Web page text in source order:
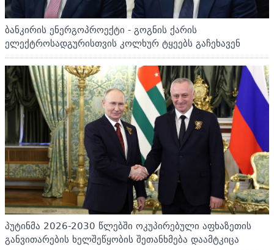
ბანკირის ენერგოპროექტი - გოგნის ქარის
ელექტროსადგურისთვის კოლხურ ტყეებს გაჩეხავენ
პუტინმა 2026-2030 წლებში ოკუპირებული აფხაზეთის
განვითარების ხელშეწყობის შეთანხმება დაამტკიცა